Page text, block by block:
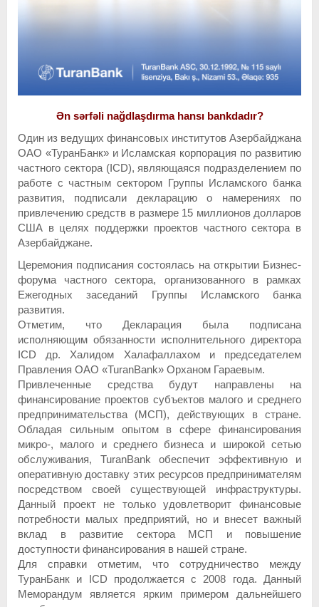
Ən sərfəli nağdlaşdırma hansı bankdadır?
Один из ведущих финансовых институтов Азербайджана
ОАО «ТуранБанк» и Исламская корпорация по развитию
частного сектора (ICD), являющаяся подразделением по
работе с частным сектором Группы Исламского банка
развития, подписали декларацию о намерениях по
привлечению средств в размере 15 миллионов долларов
США в целях поддержки проектов частного сектора в
Азербайджане.
Церемония подписания состоялась на открытии Бизнес-
форума частного сектора, организованного в рамках
Ежегодных заседаний Группы Исламского банка
развития.
Отметим, что Декларация была подписана
исполняющим обязанности исполнительного директора
ICD др. Халидом Халафаллахом и председателем
Правления ОАО «TuranBank» Орханом Гараевым.
Привлеченные средства будут направлены на
финансирование проектов субъектов малого и среднего
предпринимательства (МСП), действующих в стране.
Обладая сильным опытом в сфере финансирования
микро-, малого и среднего бизнеса и широкой сетью
обслуживания, TuranBank обеспечит эффективную и
оперативную доставку этих ресурсов предпринимателям
посредством своей существующей инфраструктуры.
Данный проект не только удовлетворит финансовые
потребности малых предприятий, но и внесет важный
вклад в развитие сектора МСП и повышение
доступности финансирования в нашей стране.
Для справки отметим, что сотрудничество между
ТуранБанк и ICD продолжается с 2008 года. Данный
Меморандум является ярким примером дальнейшего